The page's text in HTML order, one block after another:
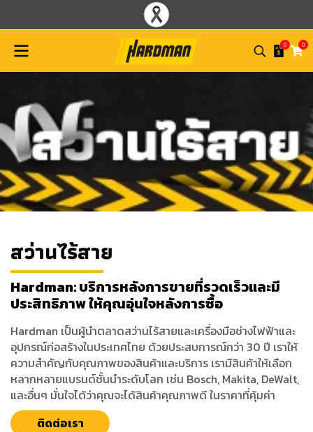
0 0
สว่านไร้สาย
Hardman: บริการหลังการขายที่รวดเร็วและมี
ประสิทธิภาพ ให้คุณอุ่นใจหลังการซื้อ
Hardman เป็นผู้นำตลาดสว่านไร้สายและเครื่องมือช่างไฟฟ้าและ
อุปกรณ์ก่อสร้างในประเทศไทย ด้วยประสบการณ์กว่า 30 ปี เราให้
ความสำคัญกับคุณภาพของสินค้าและบริการ เรามีสินค้าให้เลือก
หลากหลายแบรนด์ชั้นนำระดับโลก เช่น Bosch, Makita, DeWalt,
และอื่นๆ มั่นใจได้ว่าคุณจะได้สินค้าคุณภาพดี ในราคาที่คุ้มค่า
ติดต่อเรา